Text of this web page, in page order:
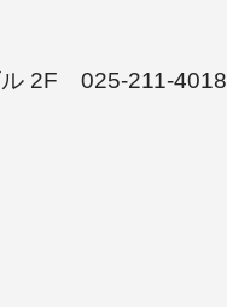
ル 2F 025-211-4018